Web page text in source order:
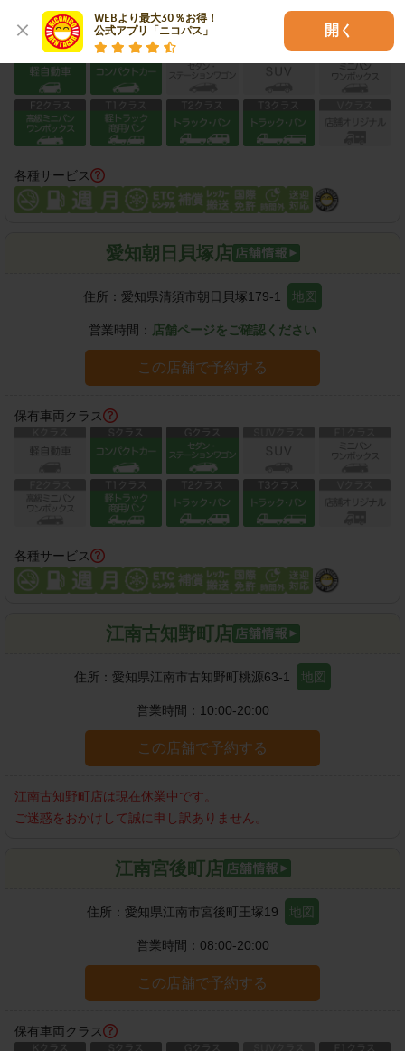
WEBより最大30％お得！
公式アプリ「ニコパス」
開く
保有車両クラス
各種サービス
愛知朝日貝塚店
住所： 愛知県清須市朝日貝塚179-1 地図
営業時間： 店舗ページをご確認ください
この店舗で予約する
保有車両クラス
各種サービス
江南古知野町店
住所： 愛知県江南市古知野町桃源63-1 地図
営業時間： 10:00-20:00
この店舗で予約する
江南古知野町店は現在休業中です。
ご迷惑をおかけして誠に申し訳ありません。
江南宮後町店
住所： 愛知県江南市宮後町王塚19 地図
営業時間： 08:00-20:00
この店舗で予約する
保有車両クラス